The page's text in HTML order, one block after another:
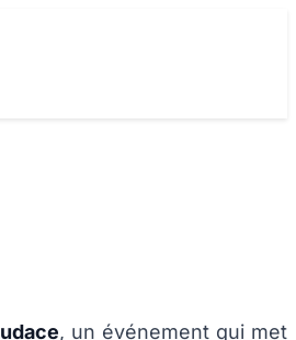
, un événement qui met